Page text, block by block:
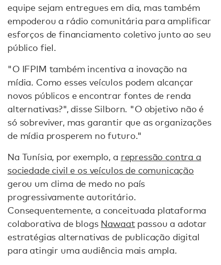
equipe sejam entregues em dia, mas também
empoderou a rádio comunitária para amplificar
esforços de financiamento coletivo junto ao seu
público fiel.
"O IFPIM também incentiva a inovação na
mídia. Como esses veículos podem alcançar
novos públicos e encontrar fontes de renda
alternativas?", disse Silborn. "O objetivo não é
só sobreviver, mas garantir que as organizações
de mídia prosperem no futuro."
Na Tunísia, por exemplo, a repressão contra a
sociedade civil e os veículos de comunicação
gerou um clima de medo no país
progressivamente autoritário.
Consequentemente, a conceituada plataforma
colaborativa de blogs Nawaatpassou a adotar
estratégias alternativas de publicação digital
para atingir uma audiência mais ampla.